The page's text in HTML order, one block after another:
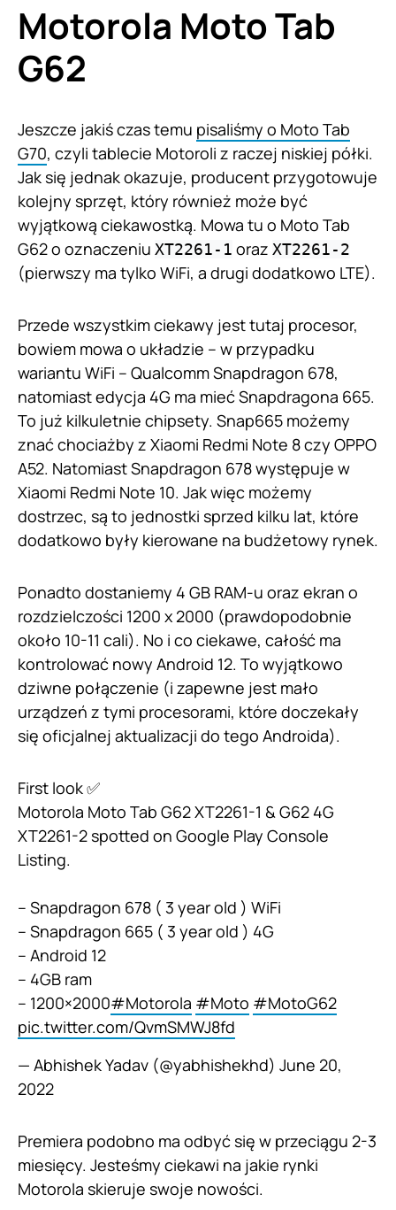
Motorola Moto Tab
G62
Jeszcze jakiś czas temu pisaliśmy o Moto Tab
G70, czyli tablecie Motoroli z raczej niskiej półki.
Jak się jednak okazuje, producent przygotowuje
kolejny sprzęt, który również może być
wyjątkową ciekawostką. Mowa tu o Moto Tab
G62 o oznaczeniu XT2261-1 oraz XT2261-2
(pierwszy ma tylko WiFi, a drugi dodatkowo LTE).
Przede wszystkim ciekawy jest tutaj procesor,
bowiem mowa o układzie – w przypadku
wariantu WiFi – Qualcomm Snapdragon 678,
natomiast edycja 4G ma mieć Snapdragona 665.
To już kilkuletnie chipsety. Snap665 możemy
znać chociażby z Xiaomi Redmi Note 8 czy OPPO
A52. Natomiast Snapdragon 678 występuje w
Xiaomi Redmi Note 10. Jak więc możemy
dostrzec, są to jednostki sprzed kilku lat, które
dodatkowo były kierowane na budżetowy rynek.
Ponadto dostaniemy 4 GB RAM-u oraz ekran o
rozdzielczości 1200 x 2000 (prawdopodobnie
około 10-11 cali). No i co ciekawe, całość ma
kontrolować nowy Android 12. To wyjątkowo
dziwne połączenie (i zapewne jest mało
urządzeń z tymi procesorami, które doczekały
się oficjalnej aktualizacji do tego Androida).
First look ✅
Motorola Moto Tab G62 XT2261-1 & G62 4G
XT2261-2 spotted on Google Play Console
Listing.
– Snapdragon 678 ( 3 year old ) WiFi
– Snapdragon 665 ( 3 year old ) 4G
– Android 12
– 4GB ram
– 1200×2000#Motorola #Moto #MotoG62
pic.twitter.com/QvmSMWJ8fd
— Abhishek Yadav (@yabhishekhd) June 20,
2022
Premiera podobno ma odbyć się w przeciągu 2-3
miesięcy. Jesteśmy ciekawi na jakie rynki
Motorola skieruje swoje nowości.